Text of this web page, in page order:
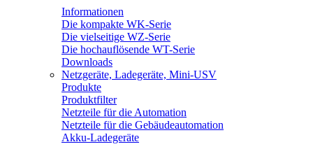
Informationen
Die kompakte WK-Serie
Die vielseitige WZ-Serie
Die hochauflösende WT-Serie
Downloads
Netzgeräte, Ladegeräte, Mini-USV
Produkte
Produktfilter
Netzteile für die Automation
Netzteile für die Gebäudeautomation
Akku-Ladegeräte